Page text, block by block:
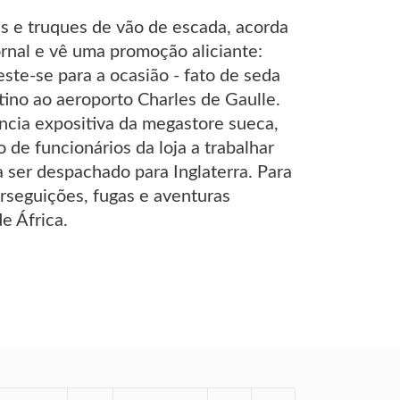
e truques de vão de escada, acorda
e vê uma promoção aliciante:
se para a ocasião - fato de seda
ao aeroporto Charles de Gaulle.
expositiva da megastore sueca,
de funcionários da loja a trabalhar
despachado para Inglaterra. Para
fugas e aventuras
África.